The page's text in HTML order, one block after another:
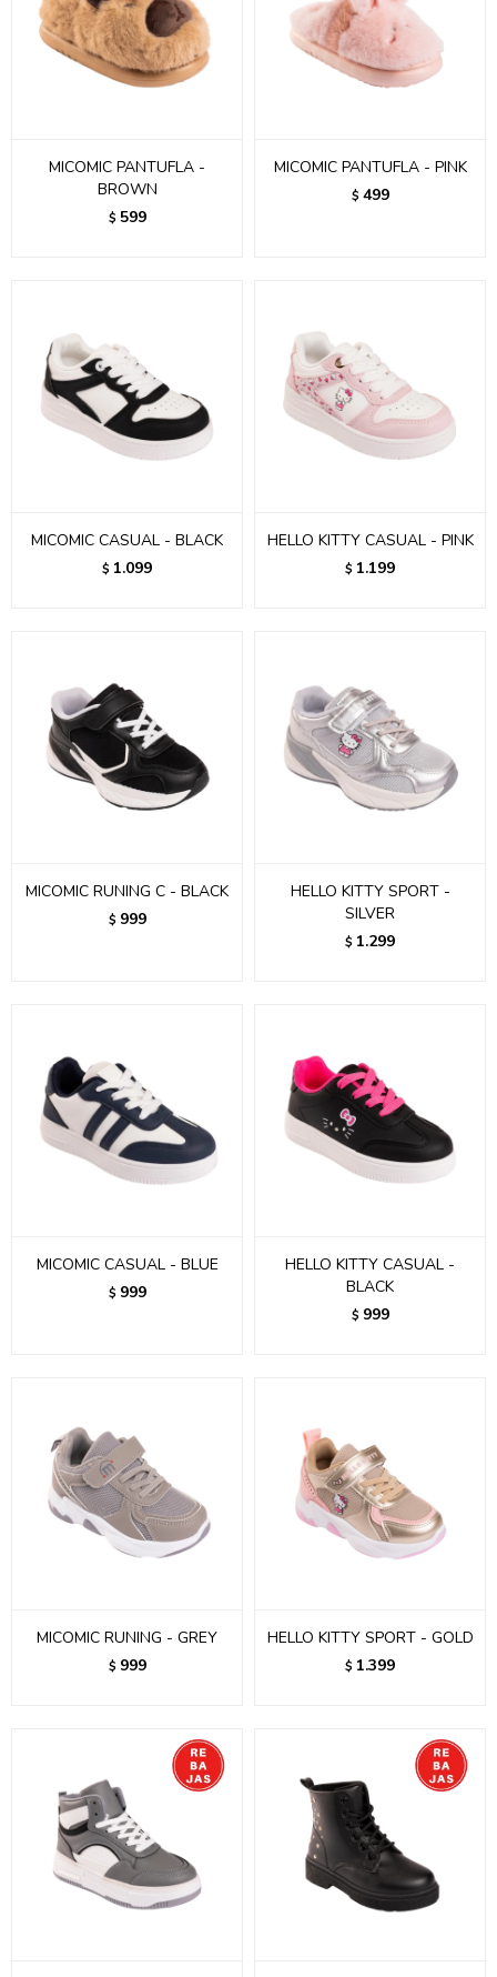
MICOMIC PANTUFLA -
BROWN
$ 599
MICOMIC PANTUFLA - PINK
$ 499
MICOMIC CASUAL - BLACK
$ 1.099
HELLO KITTY CASUAL - PINK
$ 1.199
MICOMIC RUNING C - BLACK
$ 999
HELLO KITTY SPORT -
SILVER
$ 1.299
MICOMIC CASUAL - BLUE
$ 999
HELLO KITTY CASUAL -
BLACK
$ 999
MICOMIC RUNING - GREY
$ 999
HELLO KITTY SPORT - GOLD
$ 1.399